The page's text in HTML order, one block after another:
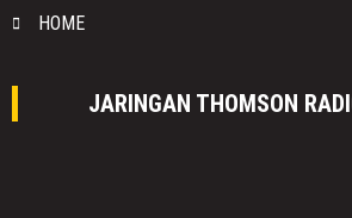
HOME
JARINGAN THOMSON